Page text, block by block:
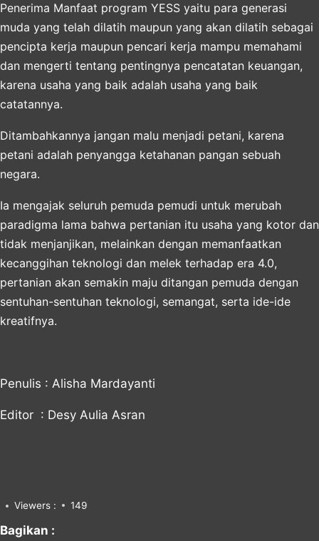
Penerima Manfaat program YESS yaitu para generasi
muda yang telah dilatih maupun yang akan dilatih sebagai
pencipta kerja maupun pencari kerja mampu memahami
dan mengerti tentang pentingnya pencatatan keuangan,
karena usaha yang baik adalah usaha yang baik
catatannya.
Ditambahkannya jangan malu menjadi petani, karena
petani adalah penyangga ketahanan pangan sebuah
negara.
Ia mengajak seluruh pemuda pemudi untuk merubah
paradigma lama bahwa pertanian itu usaha yang kotor dan
tidak menjanjikan, melainkan dengan memanfaatkan
kecanggihan teknologi dan melek terhadap era 4.0,
pertanian akan semakin maju ditangan pemuda dengan
sentuhan-sentuhan teknologi, semangat, serta ide-ide
kreatifnya.
Penulis : Alisha Mardayanti
Editor : Desy Aulia Asran
Viewers : 149
Bagikan :